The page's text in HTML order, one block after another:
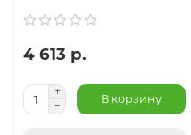
4 613 р.
В корзину